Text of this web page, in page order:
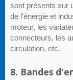
sont présents sur
de l'énergie et
moteur, les
connecteurs, les
circulation, etc.
8. Bandes